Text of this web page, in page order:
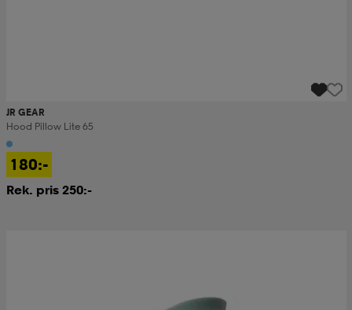
JR GEAR
Hood Pillow Lite 65
180:-
Rek. pris 250:-